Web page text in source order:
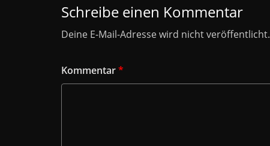
Schreibe einen Kommentar
Deine E-Mail-Adresse wird nicht veröffentlicht.
Kommentar*